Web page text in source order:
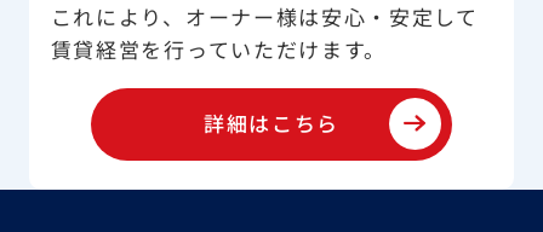
これにより、オーナー様は安心・安定して
賃貸経営を行っていただけます。
詳細はこちら